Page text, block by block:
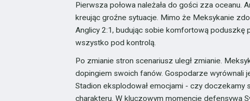
Pierwsza połowa należała do gości zza oceanu.
kreując groźne sytuacje. Mimo że Meksykanie
Anglicy 2:1, budując sobie komfortową poduszkę
wszystko pod kontrolą.
Po zmianie stron scenariusz uległ zmianie.
dopingiem swoich fanów. Gospodarze wyrównali
Stadion eksplodował emocjami - czy doczekamy
charakteru. W kluczowym momencie defensywa